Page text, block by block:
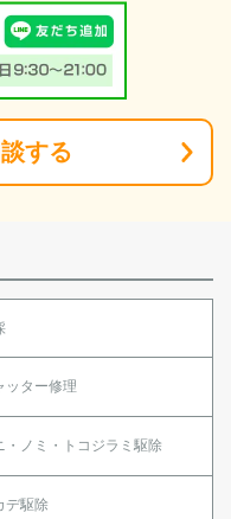
する
ッター修理
・ノミ・トコジラミ駆除
デ駆除